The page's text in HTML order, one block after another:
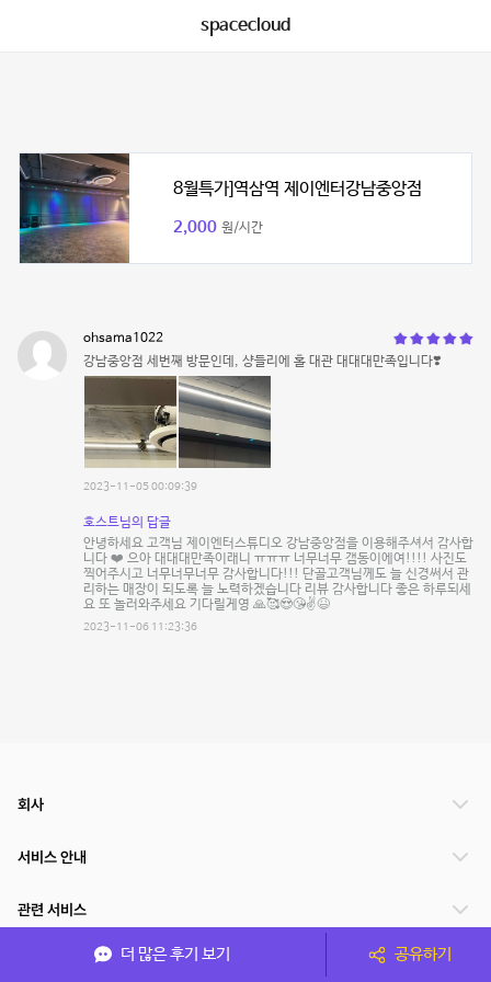
spacecloud
8월특가]역삼역 제이엔터강남중앙점
2,000 원/시간
ohsama1022
강남중앙점 세번째 방문인데, 샹들리에 홀 대관 대대대만족입니다❣️
2023-11-05 00:09:39
호스트님의 답글
안녕하세요 고객님 제이엔터스튜디오 강남중앙점을 이용해주셔서 감사합
니다 ❤️ 으아 대대대만족이래니 ㅠㅠㅠ 너무너무 갬동이에여!!!! 사진도
찍어주시고 너무너무너무 감사합니다!!! 단골고객님께도 늘 신경써서 관
리하는 매장이 되도록 늘 노력하겠습니다 리뷰 감사합니다 좋은 하루되세
요 또 놀러와주세요 기다릴게영 🙏🥰😍😘✌️😆
2023-11-06 11:23:36
더 많은 후기 보기 공유하기
회사
서비스 안내
관련 서비스